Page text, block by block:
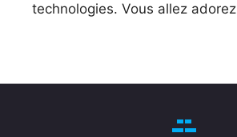
technologies. Vous allez adorez